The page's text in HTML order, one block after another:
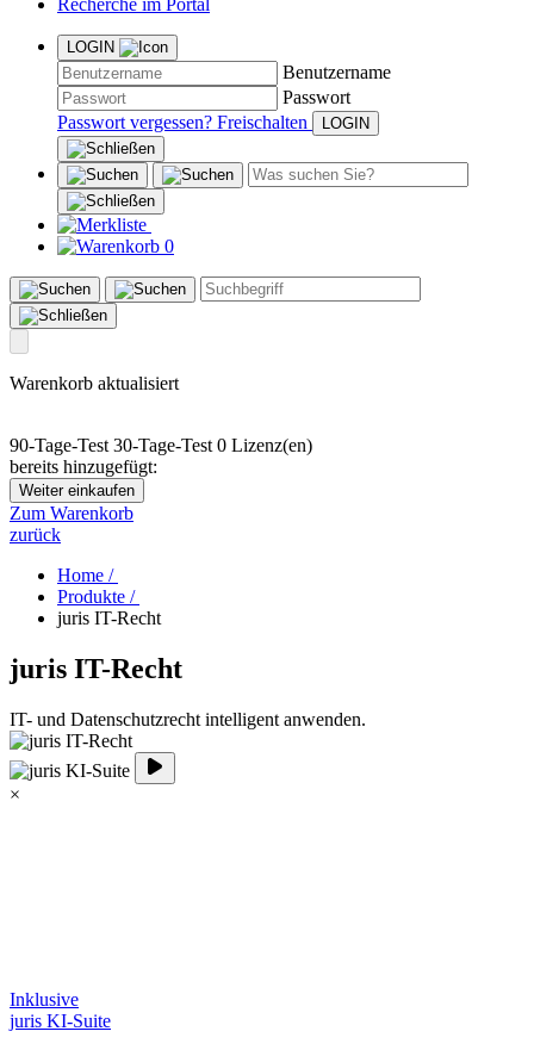
Recherche im Portal
LOGIN
Benutzername
Passwort
Passwort vergessen? Freischalten
0
Warenkorb aktualisiert
90-Tage-Test 30-Tage-Test 0 Lizenz(en)
bereits hinzugefügt:
Weiter einkaufen
Zum Warenkorb
zurück
Home /
Produkte /
juris IT-Recht
juris IT-Recht
IT- und Datenschutzrecht intelligent anwenden.
×
Inklusive
juris KI-Suite